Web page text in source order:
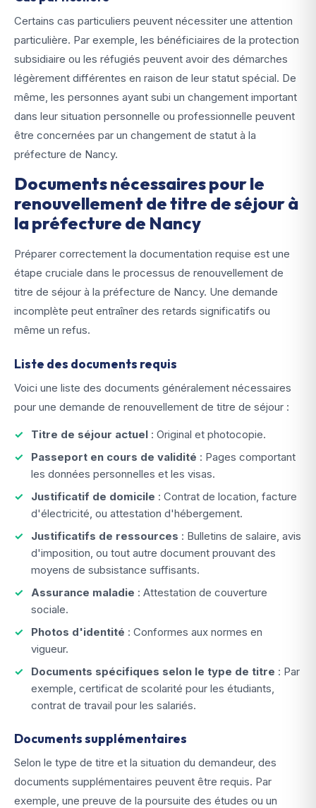
Certains cas particuliers peuvent nécessiter une attention
particulière. Par exemple, les bénéficiaires de la protection
subsidiaire ou les réfugiés peuvent avoir des démarches
légèrement différentes en raison de leur statut spécial. De
même, les personnes ayant subi un changement important
dans leur situation personnelle ou professionnelle peuvent
être concernées par un changement de statut à la
préfecture de Nancy.
Documents nécessaires pour le
renouvellement de titre de séjour à
la préfecture de Nancy
Préparer correctement la documentation requise est une
étape cruciale dans le processus de renouvellement de
titre de séjour à la préfecture de Nancy. Une demande
incomplète peut entraîner des retards significatifs ou
même un refus.
Liste des documents requis
Voici une liste des documents généralement nécessaires
pour une demande de renouvellement de titre de séjour :
Titre de séjour actuel : Original et photocopie.
Passeport en cours de validité : Pages comportant
les données personnelles et les visas.
Justificatif de domicile : Contrat de location, facture
d'électricité, ou attestation d'hébergement.
Justificatifs de ressources : Bulletins de salaire, avis
d'imposition, ou tout autre document prouvant des
moyens de subsistance suffisants.
Assurance maladie : Attestation de couverture
sociale.
Photos d'identité : Conformes aux normes en
vigueur.
Documents spécifiques selon le type de titre : Par
exemple, certificat de scolarité pour les étudiants,
contrat de travail pour les salariés.
Documents supplémentaires
Selon le type de titre et la situation du demandeur, des
documents supplémentaires peuvent être requis. Par
exemple, une preuve de la poursuite des études ou un